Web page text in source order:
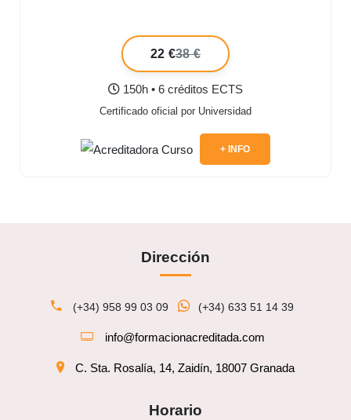
22 €38 €
150h • 6 créditos ECTS
Certificado oficial por Universidad
+ INFO
Dirección
(+34) 958 99 03 09 (+34) 633 51 14 39
info@formacionacreditada.com
C. Sta. Rosalía, 14, Zaidín, 18007 Granada
Horario